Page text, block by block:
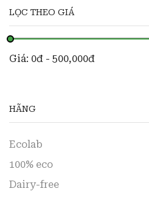
LỌC THEO GIÁ
Giá: 0đ - 500,000đ
HÃNG
Ecolab
100% eco
Dairy-free